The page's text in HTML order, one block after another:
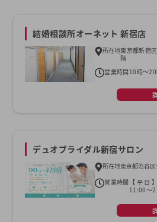
結婚相談所オーネット 新宿店
所在地東京都新宿
階
営業時間 10時～
デュオブライダル新宿サロン
所在地東京都渋谷
営業時間 【平日
11:00～